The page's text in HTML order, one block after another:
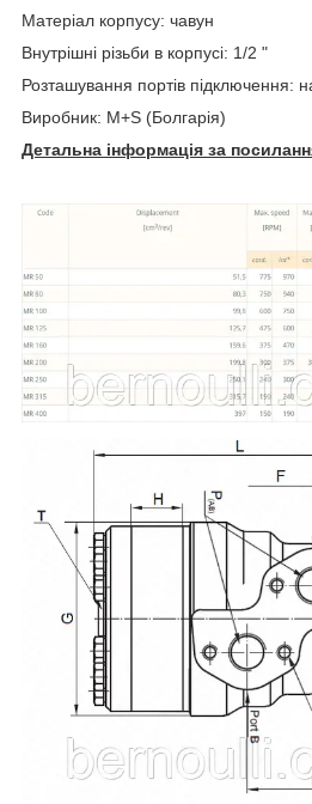
Матеріал корпусу: чавун
Внутрішні різьби в корпусі: 1/2 "
Розташування портів підключення:
Виробник: M+S (Болгарія)
Детальна інформація за